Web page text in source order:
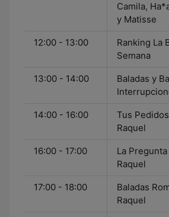
Camila,
y Matisse
12:00 - 13:00
Ranking La
Semana
13:00 - 14:00
Baladas y
14:00 - 16:00
Tus
Raquel
16:00 - 17:00
La
Raquel
17:00 - 18:00
Baladas
Raquel